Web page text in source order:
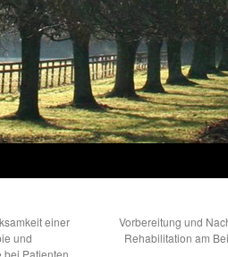
einer
und
bei Patienten
Vorbereitung und
Rehabilitation am